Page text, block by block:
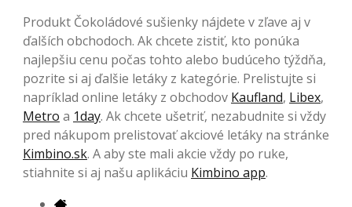
Produkt Čokoládové sušienky nájdete v zľave aj v
ďalších obchodoch. Ak chcete zistiť, kto ponúka
najlepšiu cenu počas tohto alebo budúceho týždňa,
pozrite si aj ďalšie letáky z kategórie. Prelistujte si
napríklad online letáky z obchodov Kaufland, Libex,
Metro a 1day. Ak chcete ušetriť, nezabudnite si vždy
pred nákupom prelistovať akciové letáky na stránke
Kimbino.sk. A aby ste mali akcie vždy po ruke,
stiahnite si aj našu aplikáciu Kimbino app.